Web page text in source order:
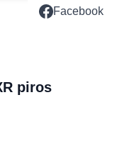
Facebook
piros